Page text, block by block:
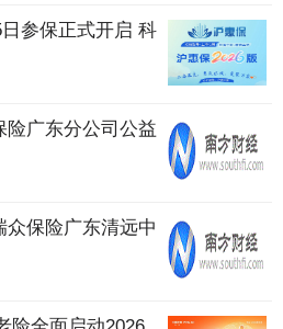
日参保正式开启 科
险广东分公司公益
保险广东清远中